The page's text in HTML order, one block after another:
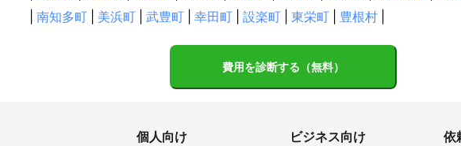
南知多町 美浜町 武豊町 幸田町 設楽町 東栄町 豊根村
費用を診断する（無料）
個人向け ビジネス向け 依